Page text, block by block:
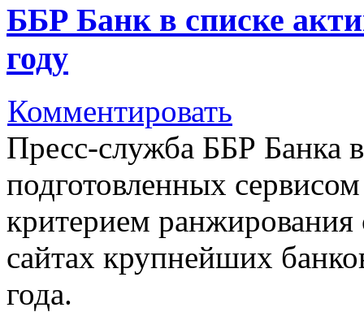
ББР Банк в списке
году
Комментировать
Пресс-служба ББР Банка
подготовленных
критерием ранжирования
сайтах крупнейших
года.